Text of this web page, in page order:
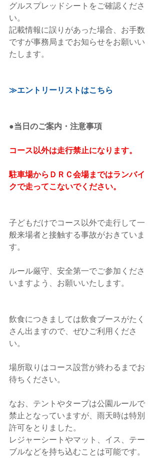
グルスプレッドシートをご確認くださ
い。
記載情報に誤りがあった場合、お手数
ですが事務局までお知らせをお願いい
たします。
≫エントリーリストはこちら
●当日のご案内・注意事項
コース以外は走行禁止になります。
駐車場からＤＲＣ会場まではランバイ
クで走ってこないでください。
子どもだけでコース以外で走行して一
般来場者と接触する事故がおきていま
す。
ルール厳守、安全第一でご参加くださ
いますよう、お願いいたします。
飲食につきましては飲食ブースがたく
さん出ますので、ぜひご利用くださ
い。
場所取りはコース設営が終わるまでお
待ちください。
なお、テントやタープは公園ルールで
禁止となっていますが、雨天時は特別
許可をとりました。
レジャーシートやマット、イス、テー
ブルなどを持ち込むことは可能です。